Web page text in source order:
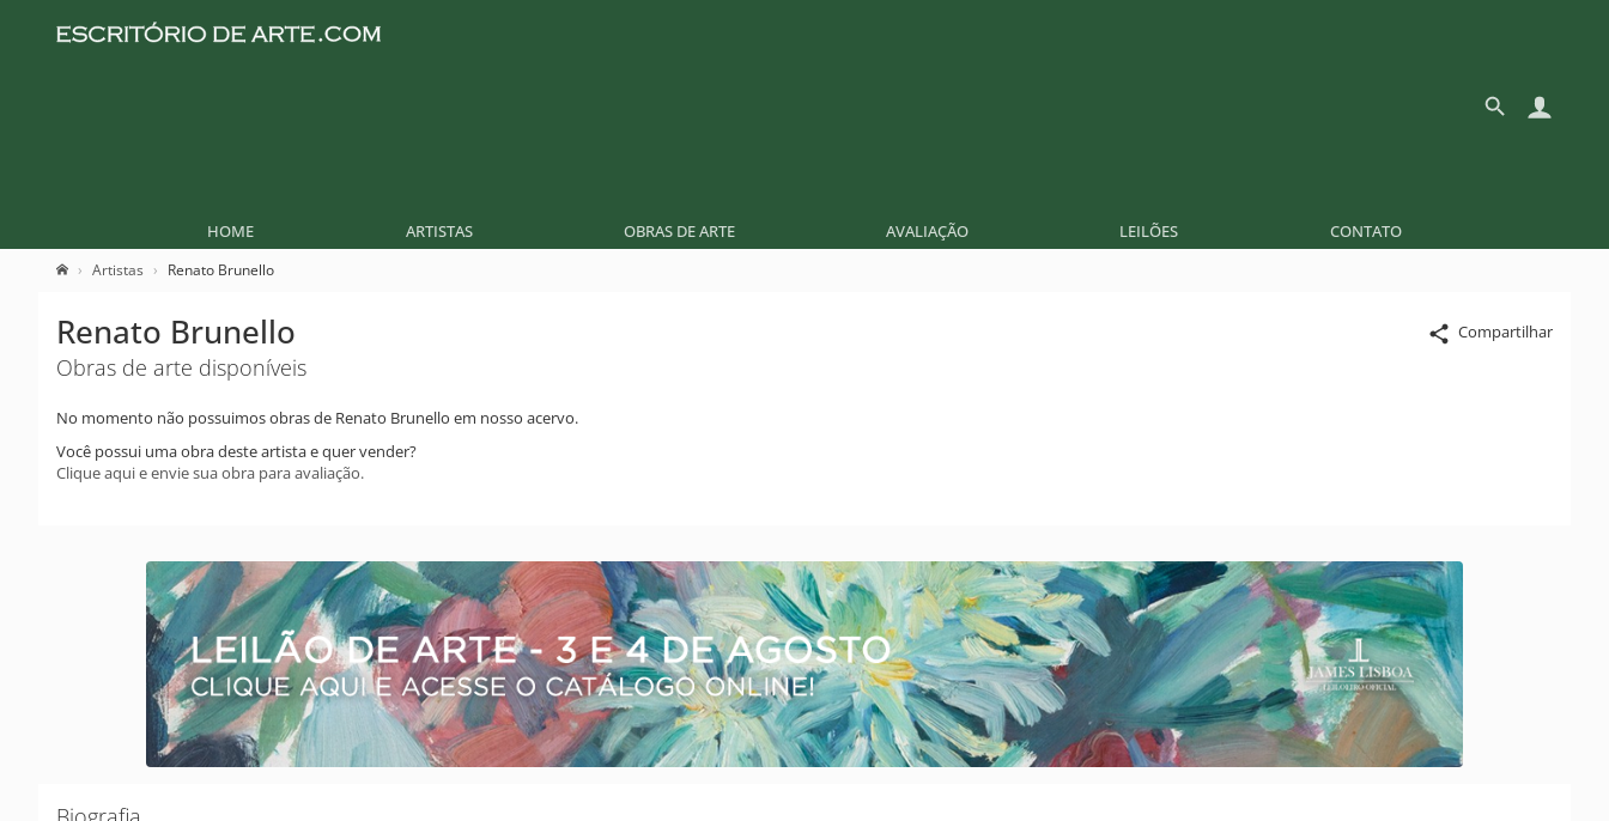
HOME ARTISTAS OBRAS DE ARTE AVALIAÇÃO LEILÕES CONTATO
Artistas Renato Brunello
Compartilhar
Renato Brunello
Obras de arte disponíveis
No momento não possuimos obras de Renato Brunello em nosso acervo.
Você possui uma obra deste artista e quer vender?
Clique aqui e envie sua obra para avaliação.